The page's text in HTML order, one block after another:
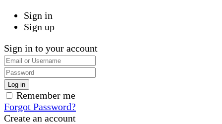
Sign in
Sign up
Sign in to your account
Remember me
Forgot Password?
Create an account